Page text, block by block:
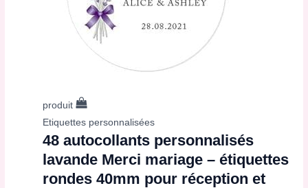
produit
Etiquettes personnalisées
48 autocollants personnalisés
lavande Merci mariage – étiquettes
rondes 40mm pour réception et